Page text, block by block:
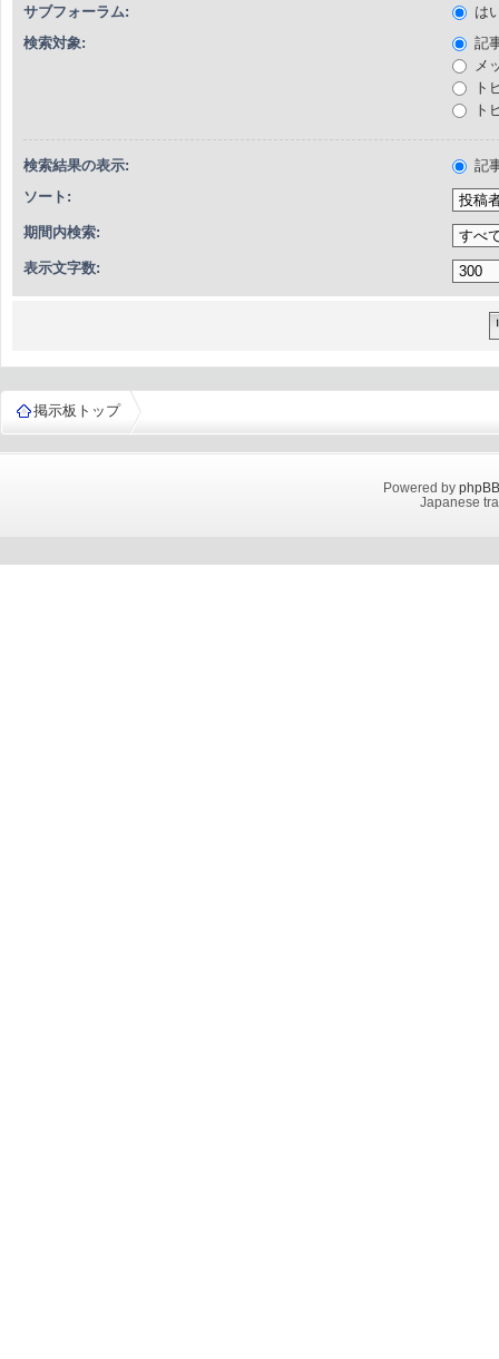
サブフォーラム:
は
検索対象:
記
メ
ト
ト
検索結果の表示:
記
ソート:
期間内検索:
表示文字数:
掲示板トップ
Powered by phpBB
Japanese